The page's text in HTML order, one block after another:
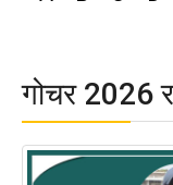
गोचर 2026